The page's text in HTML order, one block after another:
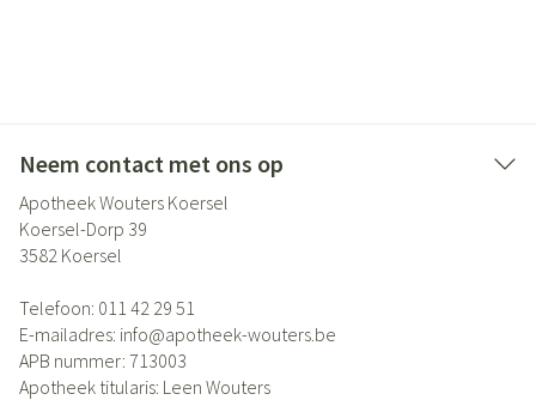
Neem contact met ons op
Apotheek Wouters Koersel
Koersel-Dorp 39
3582 Koersel
Telefoon: 011 42 29 51
E-mailadres: info@apotheek-wouters.be
APB nummer: 713003
Apotheek titularis: Leen Wouters